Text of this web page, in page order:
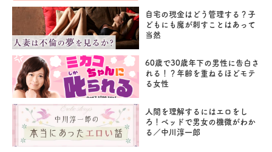
自宅の現金はどう管理する？子
どもにも魔が刺すことはあって
当然
60歳で30歳年下の男性に告白さ
れる！？年齢を重ねるほどモテ
る女性
人間を理解するにはエロをし
ろ！ベッドで男女の機微がわか
る／中川淳一郎